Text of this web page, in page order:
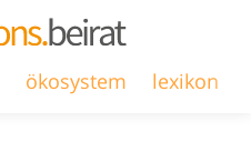
ökosystem lexikon